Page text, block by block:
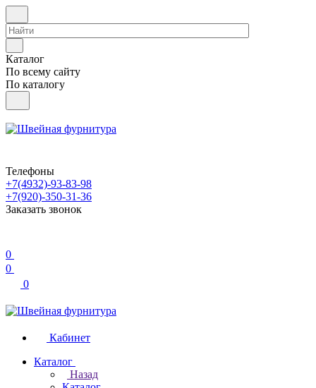
Каталог
По всему сайту
По каталогу
Телефоны
+7(4932)-93-83-98
+7(920)-350-31-36
Заказать звонок
0
0
0
Кабинет
Каталог
Назад